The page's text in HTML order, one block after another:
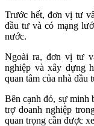
Trước hết, đơn vị tư
đầu tư và có mạng
nước.
Ngoài ra, đơn vị tư
nghiệp và xây dựng
quan tâm của nhà đầu
Bên cạnh đó, sự minh
trợ doanh nghiệp
quan trọng cần được